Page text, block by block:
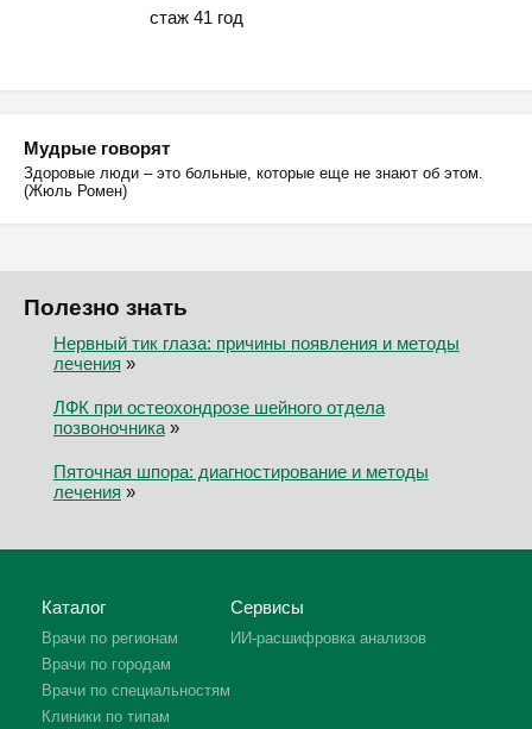
стаж 41 год
Мудрые говорят
Здоровые люди – это больные, которые еще не знают об этом.
(Жюль Ромен)
Полезно знать
Нервный тик глаза: причины появления и методы
лечения »
ЛФК при остеохондрозе шейного отдела
позвоночника»
Пяточная шпора: диагностирование и методы
лечения »
Каталог
Врачи по регионам
Врачи по городам
Врачи по специальностям
Клиники по типам
Сервисы
ИИ-расшифровка анализов